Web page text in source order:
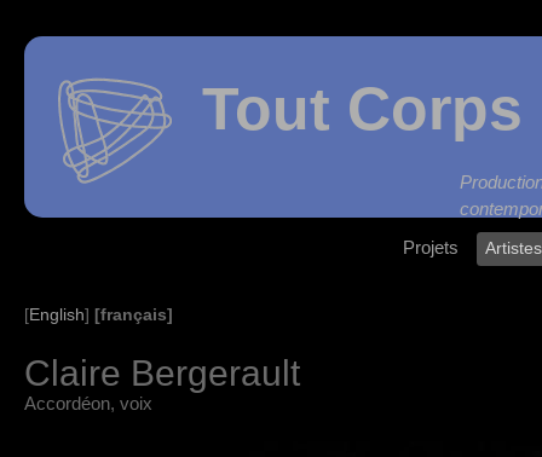
Tout Corps
Projets
Artistes
[English] [français]
Claire Bergerault
Accordéon, voix